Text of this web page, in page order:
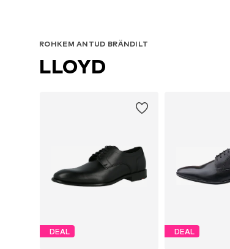
ROHKEM ANTUD BRÄNDILT
LLOYD
DEAL DEAL